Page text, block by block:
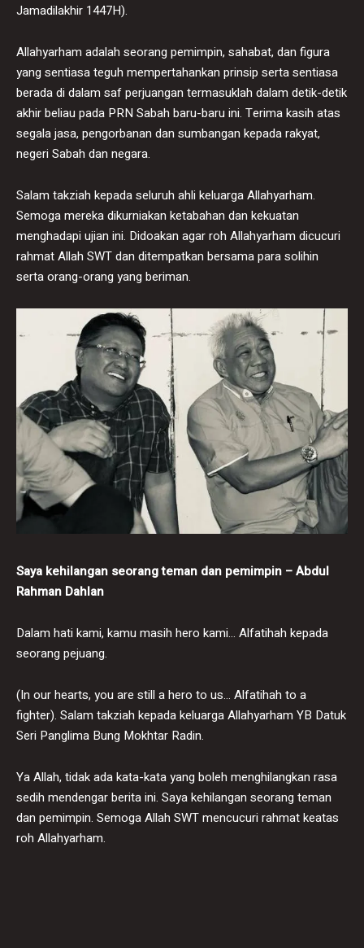
Jamadilakhir 1447H).
Allahyarham adalah seorang pemimpin, sahabat, dan figura
yang sentiasa teguh mempertahankan prinsip serta sentiasa
berada di dalam saf perjuangan termasuklah dalam detik-detik
akhir beliau pada PRN Sabah baru-baru ini. Terima kasih atas
segala jasa, pengorbanan dan sumbangan kepada rakyat,
negeri Sabah dan negara.
Salam takziah kepada seluruh ahli keluarga Allahyarham.
Semoga mereka dikurniakan ketabahan dan kekuatan
menghadapi ujian ini. Didoakan agar roh Allahyarham dicucuri
rahmat Allah SWT dan ditempatkan bersama para solihin
serta orang-orang yang beriman.
Saya kehilangan seorang teman dan pemimpin – Abdul
Rahman Dahlan
Dalam hati kami, kamu masih hero kami… Alfatihah kepada
seorang pejuang.
(In our hearts, you are still a hero to us… Alfatihah to a
fighter). Salam takziah kepada keluarga Allahyarham YB Datuk
Seri Panglima Bung Mokhtar Radin.
Ya Allah, tidak ada kata-kata yang boleh menghilangkan rasa
sedih mendengar berita ini. Saya kehilangan seorang teman
dan pemimpin. Semoga Allah SWT mencucuri rahmat keatas
roh Allahyarham.